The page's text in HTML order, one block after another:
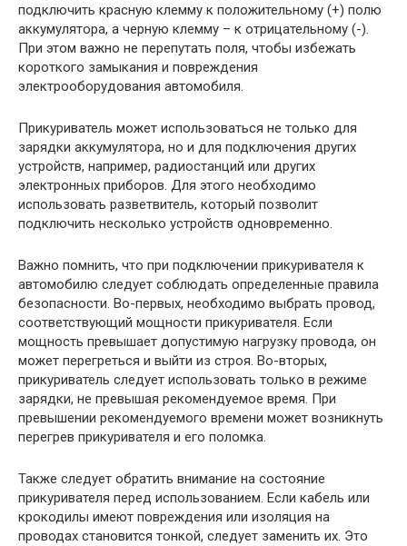
подключить красную клемму к положительному (+) полю
аккумулятора, а черную клемму – к отрицательному (-).
При этом важно не перепутать поля, чтобы избежать
короткого замыкания и повреждения
электрооборудования автомобиля.
Прикуриватель может использоваться не только для
зарядки аккумулятора, но и для подключения других
устройств, например, радиостанций или других
электронных приборов. Для этого необходимо
использовать разветвитель, который позволит
подключить несколько устройств одновременно.
Важно помнить, что при подключении прикуривателя к
автомобилю следует соблюдать определенные правила
безопасности. Во-первых, необходимо выбрать провод,
соответствующий мощности прикуривателя. Если
мощность превышает допустимую нагрузку провода, он
может перегреться и выйти из строя. Во-вторых,
прикуриватель следует использовать только в режиме
зарядки, не превышая рекомендуемое время. При
превышении рекомендуемого времени может возникнуть
перегрев прикуривателя и его поломка.
Также следует обратить внимание на состояние
прикуривателя перед использованием. Если кабель или
крокодилы имеют повреждения или изоляция на
проводах становится тонкой, следует заменить их. Это